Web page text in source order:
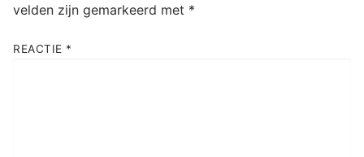
velden zijn gemarkeerd met *
REACTIE *